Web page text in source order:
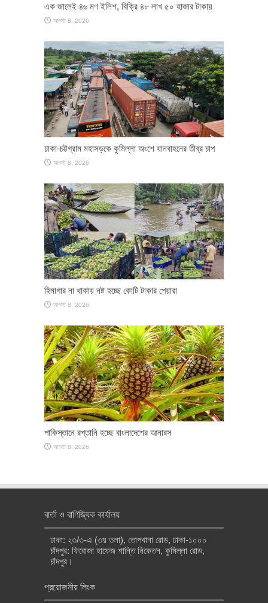
এক জালেই ৪৬ মণ ইলিশ, বিক্রি ৪৮ লাখ ৫০ হাজার টাকায়
আগস্ট 8, 2026
ঢাকা-চট্টগ্রাম মহাসড়কে কুমিল্লা অংশে যানবাহনের তীব্র চাপ
আগস্ট 8, 2026
হিমাগার না থাকায় নষ্ট হচ্ছে কোটি টাকার পেয়ারা
আগস্ট 8, 2026
পাকিস্তানে রপ্তানি হচ্ছে বাংলাদেশের আনারস
আগস্ট 8, 2026
বার্তা ও বাণিজ্যিক কার্যালয়
ঢাকা: ২৩/৩-এ (৩য় তলা), তোপখানা রোড, ঢাকা-১০০০
চাঁদপুর: ফিরোজা হাফেজ শান্তি নিকেতন, কুমিল্লা রোড,
চাঁদপুর।
প্রয়োজনীয় লিংক